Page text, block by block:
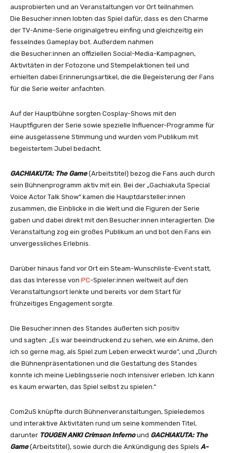
ausprobierten und an Veranstaltungen vor Ort teilnahmen.
Die Besucher:innen lobten das Spiel dafür, dass es den Charme
der TV-Anime-Serie originalgetreu einfing und gleichzeitig ein
fesselndes Gameplay bot. Außerdem nahmen
die Besucher:innen an offiziellen Social-Media-Kampagnen,
Aktivitäten in der Fotozone und Stempelaktionen teil und
erhielten dabei Erinnerungsartikel, die die Begeisterung der Fans
für die Serie weiter anfachten.
Auf der Hauptbühne sorgten Cosplay-Shows mit den
Hauptfiguren der Serie sowie spezielle Influencer-Programme für
eine ausgelassene Stimmung und wurden vom Publikum mit
begeistertem Jubel bedacht.
GACHIAKUTA: The Game(Arbeitstitel) bezog die Fans auch durch
sein Bühnenprogramm aktiv mit ein. Bei der „Gachiakuta Special
Voice Actor Talk Show“ kamen die Hauptdarsteller:innen
zusammen, die Einblicke in die Welt und die Figuren der Serie
gaben und dabei direkt mit den Besucher:innen interagierten. Die
Veranstaltung zog ein großes Publikum an und bot den Fans ein
unvergessliches Erlebnis.
Darüber hinaus fand vor Ort ein Steam-Wunschliste-Event statt,
das das Interesse von PC-Spieler:innen weltweit auf den
Veranstaltungsort lenkte und bereits vor dem Start für
frühzeitiges Engagement sorgte.
Die Besucher:innen des Standes äußerten sich positiv
und sagten: „Es war beeindruckend zu sehen, wie ein Anime, den
ich so gerne mag, als Spiel zum Leben erweckt wurde“, und „Durch
die Bühnenpräsentationen und die Gestaltung des Standes
konnte ich meine Lieblingsserie noch intensiver erleben. Ich kann
es kaum erwarten, das Spiel selbst zu spielen.“
Com2uS knüpfte durch Bühnenveranstaltungen, Spieledemos
und interaktive Aktivitäten rund um seine kommenden Titel,
darunter TOUGEN ANKI Crimson Infernound GACHIAKUTA: The
Game(Arbeitstitel), sowie durch die Ankündigung des Spiels A-